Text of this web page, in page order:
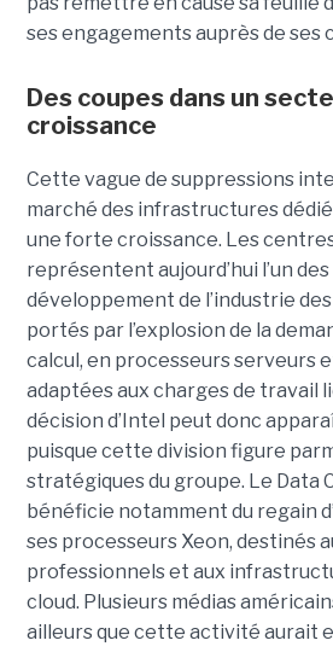
ses engagements auprès de ses
Des coupes dans un
croissance
Cette vague de suppressions
marché des infrastructures
une forte croissance. Les
représentent aujourd’hui l’un
développement de l’industrie
portés par l’explosion de la
calcul, en processeurs serveurs
adaptées aux charges de travail
décision d’Intel peut donc
puisque cette division figure
stratégiques du groupe. Le Data
bénéficie notamment du regain
ses processeurs Xeon, destinés
professionnels et aux
cloud. Plusieurs médias
ailleurs que cette activité aurait